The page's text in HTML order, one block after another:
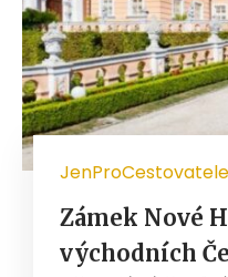
Zámek Nové
východních